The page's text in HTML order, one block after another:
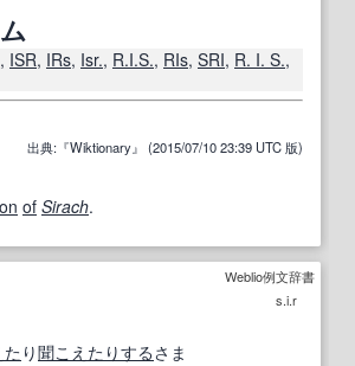
, ISR, IRs, Isr., R.I.S., RIs, SRI, R. I. S.,
出典:『Wiktionary』 (2015/07/10 23:39 UTC 版)
of Sirach.
Weblio例文辞書
s.i.r
たり聞こえた りするさま